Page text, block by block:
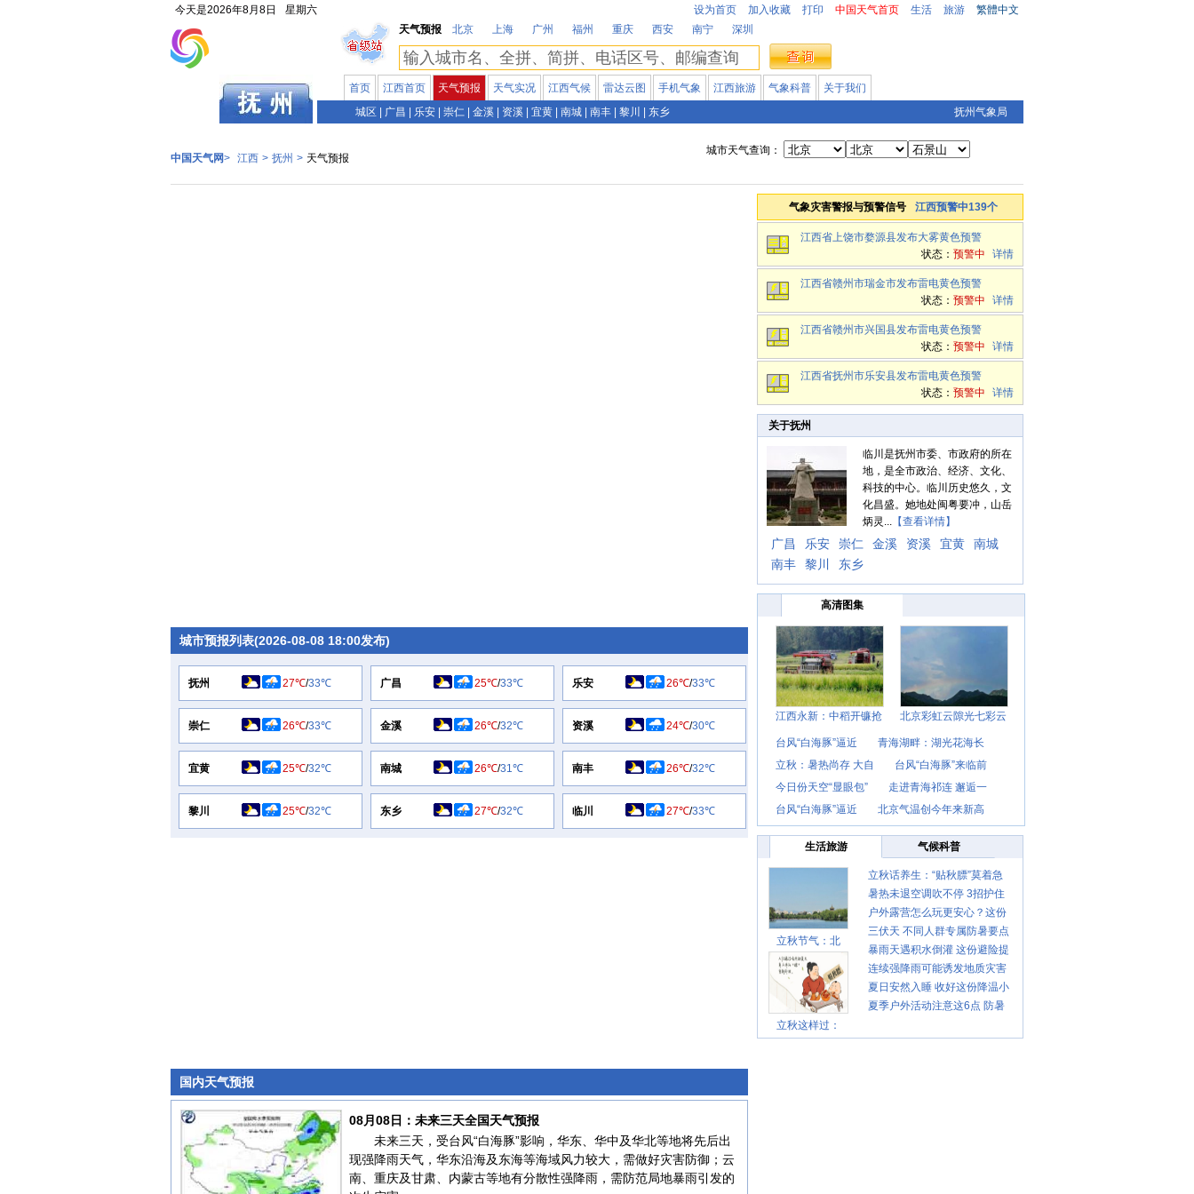
今天是2026年8月8日 星期六 设为首页 加入收藏 打印 中国天气首页 生活 旅游
繁體中文
天气预报
北京 上海 广州 福州 重庆 西安 南宁 深圳
首页 江西首页 天气预报 天气实况 江西气候 雷达云图 手机气象 江西旅游 气象科普
关于我们
城区
广昌 乐安 崇仁 金溪 资溪 宜黄 南城 南丰 黎川 东乡 抚州气象局
中国天气网> 江西 > 抚州 > 天气预报
城市天气查询：
城市预报列表(2026-08-08 18:00发布)
抚州 27℃/33℃ 广昌 25℃/33℃ 乐安 26℃/33℃
崇仁 26℃/33℃ 金溪 26℃/32℃ 资溪 24℃/30℃
宜黄 25℃/32℃ 南城 26℃/31℃ 南丰 26℃/32℃
黎川 25℃/32℃ 东乡 27℃/32℃ 临川 27℃/33℃
国内天气预报
08月08日：未来三天全国天气预报
未来三天，受台风“白海豚”影响，华东、华中及华北等地将先后出
现强降雨天气，华东沿海及东海等海域风力较大，需做好灾害防御；云
南、重庆及甘肃、内蒙古等地有分散性强降雨，需防范局地暴雨引发的
气象灾害警报与预警信号 江西预警中139个
江西省上饶市婺源县发布大雾黄色预警
状态： 预警中 详情
江西省赣州市瑞金市发布雷电黄色预警
状态： 预警中 详情
江西省赣州市兴国县发布雷电黄色预警
状态： 预警中 详情
江西省抚州市乐安县发布雷电黄色预警
状态： 预警中 详情
关于抚州
临川是抚州市委、市政府的所在
地，是全市政治、经济、文化、
科技的中心。临川历史悠久，文
化昌盛。她地处闽粤要冲，山岳
炳灵... 【查看详情】
广昌 乐安 崇仁 金溪 资溪 宜黄
南城
南丰
黎川 东乡
高清图集
江西永新：中稻开镰抢 北京彩虹云隙光七彩云
台风“白海豚”逼近
青海湖畔：湖光花海长
立秋：暑热尚存 大自
台风“白海豚”来临前
今日份天空“显眼包”
走进青海祁连 邂逅一
台风“白海豚”逼近
北京气温创今年来新高
生活旅游 气候科普
立秋节气：北
立秋这样过：
立秋话养生：“贴秋膘”莫着急
先清暑再防燥
暑热未退空调吹不停 3招护住
肩颈不酸痛
户外露营怎么玩更安心？这份
攻略请收好
三伏天 不同人群专属防暑要点
请收好
暴雨天遇积水倒灌 这份避险提
示请收好
连续强降雨可能诱发地质灾害
这些前兆要知道
夏日安然入睡 收好这份降温小
贴士
夏季户外活动注意这6点 防暑